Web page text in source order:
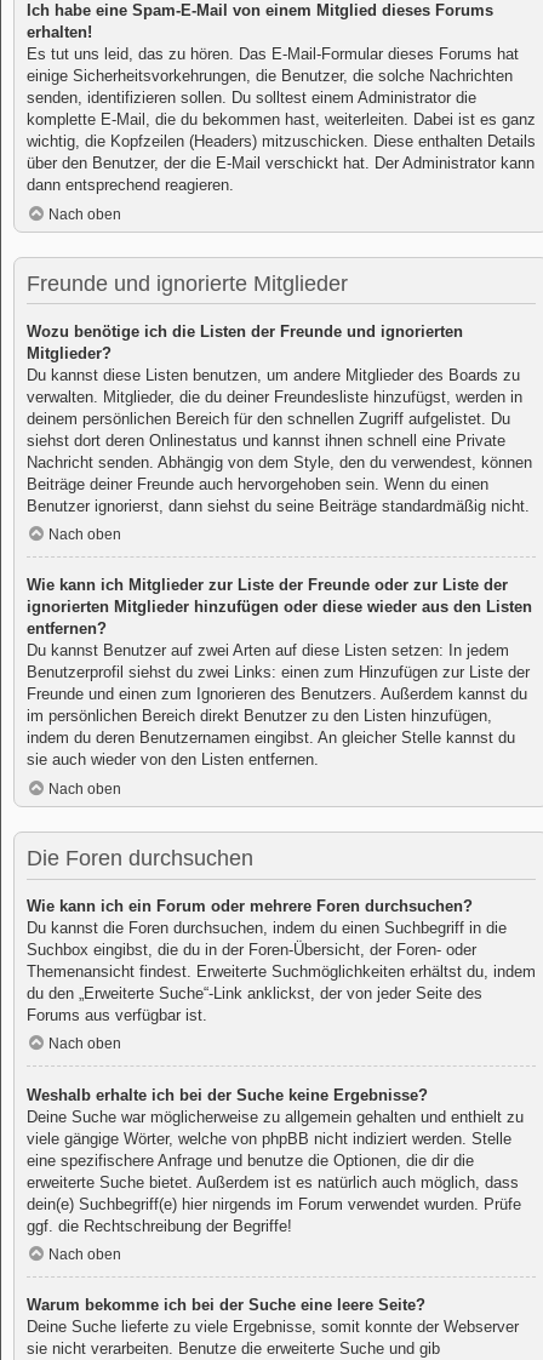
Ich habe eine Spam-E-Mail von einem Mitglied dieses Forums
erhalten!
Es tut uns leid, das zu hören. Das E-Mail-Formular dieses Forums hat
einige Sicherheitsvorkehrungen, die Benutzer, die solche Nachrichten
senden, identifizieren sollen. Du solltest einem Administrator die
komplette E-Mail, die du bekommen hast, weiterleiten. Dabei ist es ganz
wichtig, die Kopfzeilen (Headers) mitzuschicken. Diese enthalten Details
über den Benutzer, der die E-Mail verschickt hat. Der Administrator kann
dann entsprechend reagieren.
Nach oben
Freunde und ignorierte Mitglieder
Wozu benötige ich die Listen der Freunde und ignorierten
Mitglieder?
Du kannst diese Listen benutzen, um andere Mitglieder des Boards zu
verwalten. Mitglieder, die du deiner Freundesliste hinzufügst, werden in
deinem persönlichen Bereich für den schnellen Zugriff aufgelistet. Du
siehst dort deren Onlinestatus und kannst ihnen schnell eine Private
Nachricht senden. Abhängig von dem Style, den du verwendest, können
Beiträge deiner Freunde auch hervorgehoben sein. Wenn du einen
Benutzer ignorierst, dann siehst du seine Beiträge standardmäßig nicht.
Nach oben
Wie kann ich Mitglieder zur Liste der Freunde oder zur Liste der
ignorierten Mitglieder hinzufügen oder diese wieder aus den Listen
entfernen?
Du kannst Benutzer auf zwei Arten auf diese Listen setzen: In jedem
Benutzerprofil siehst du zwei Links: einen zum Hinzufügen zur Liste der
Freunde und einen zum Ignorieren des Benutzers. Außerdem kannst du
im persönlichen Bereich direkt Benutzer zu den Listen hinzufügen,
indem du deren Benutzernamen eingibst. An gleicher Stelle kannst du
sie auch wieder von den Listen entfernen.
Nach oben
Die Foren durchsuchen
Wie kann ich ein Forum oder mehrere Foren durchsuchen?
Du kannst die Foren durchsuchen, indem du einen Suchbegriff in die
Suchbox eingibst, die du in der Foren-Übersicht, der Foren- oder
Themenansicht findest. Erweiterte Suchmöglichkeiten erhältst du, indem
du den „Erweiterte Suche“-Link anklickst, der von jeder Seite des
Forums aus verfügbar ist.
Nach oben
Weshalb erhalte ich bei der Suche keine Ergebnisse?
Deine Suche war möglicherweise zu allgemein gehalten und enthielt zu
viele gängige Wörter, welche von phpBB nicht indiziert werden. Stelle
eine spezifischere Anfrage und benutze die Optionen, die dir die
erweiterte Suche bietet. Außerdem ist es natürlich auch möglich, dass
dein(e) Suchbegriff(e) hier nirgends im Forum verwendet wurden. Prüfe
ggf. die Rechtschreibung der Begriffe!
Nach oben
Warum bekomme ich bei der Suche eine leere Seite?
Deine Suche lieferte zu viele Ergebnisse, somit konnte der Webserver
sie nicht verarbeiten. Benutze die erweiterte Suche und gib